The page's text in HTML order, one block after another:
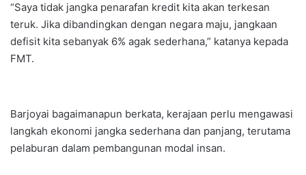
“Saya tidak jangka penarafan kredit kita akan terkesan
teruk. Jika dibandingkan dengan negara maju, jangkaan
defisit kita sebanyak 6% agak sederhana,” katanya kepada
FMT.
Barjoyai bagaimanapun berkata, kerajaan perlu mengawasi
langkah ekonomi jangka sederhana dan panjang, terutama
pelaburan dalam pembangunan modal insan.